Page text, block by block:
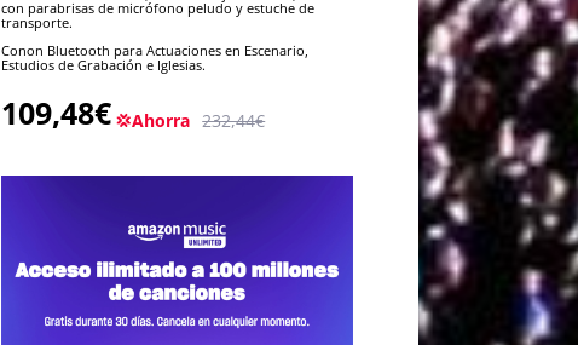
con parabrisas de micrófono peludo y estuche de
transporte.
Conon Bluetooth para Actuaciones en Escenario,
Estudios de Grabación e Iglesias.
109,48€ 💢Ahorra 232,44€